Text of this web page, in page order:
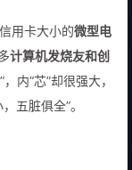
用卡大小的微型电
计算机发烧友和创
内“芯”却很强大，
五脏俱全”。